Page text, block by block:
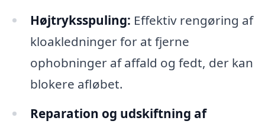
Højtryksspuling: Effektiv rengøring af
kloakledninger for at fjerne
ophobninger af affald og fedt, der kan
blokere afløbet.
Reparation og udskiftning af